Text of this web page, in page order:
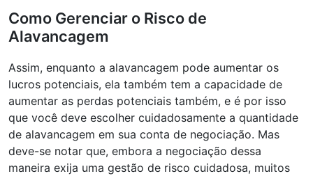
Como Gerenciar o Risco de
Alavancagem
Assim, enquanto a alavancagem pode aumentar os
lucros potenciais, ela também tem a capacidade de
aumentar as perdas potenciais também, e é por isso
que você deve escolher cuidadosamente a quantidade
de alavancagem em sua conta de negociação. Mas
deve-se notar que, embora a negociação dessa
maneira exija uma gestão de risco cuidadosa, muitos